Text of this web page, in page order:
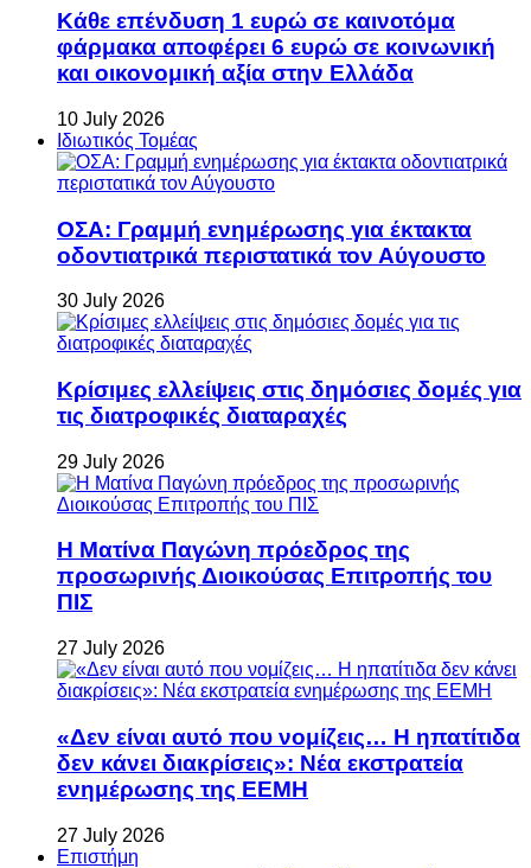
Κάθε επένδυση 1 ευρώ σε καινοτόμα
φάρμακα αποφέρει 6 ευρώ σε κοινωνική
και οικονομική αξία στην Ελλάδα
10 July 2026
Ιδιωτικός Τομέας
ΟΣΑ: Γραμμή ενημέρωσης για έκτακτα
οδοντιατρικά περιστατικά τον Αύγουστο
30 July 2026
Κρίσιμες ελλείψεις στις δημόσιες δομές για
τις διατροφικές διαταραχές
29 July 2026
Η Ματίνα Παγώνη πρόεδρος της
προσωρινής Διοικούσας Επιτροπής του
ΠΙΣ
27 July 2026
«Δεν είναι αυτό που νομίζεις… Η ηπατίτιδα
δεν κάνει διακρίσεις»: Νέα εκστρατεία
ενημέρωσης της ΕΕΜΗ
27 July 2026
Επιστήμη